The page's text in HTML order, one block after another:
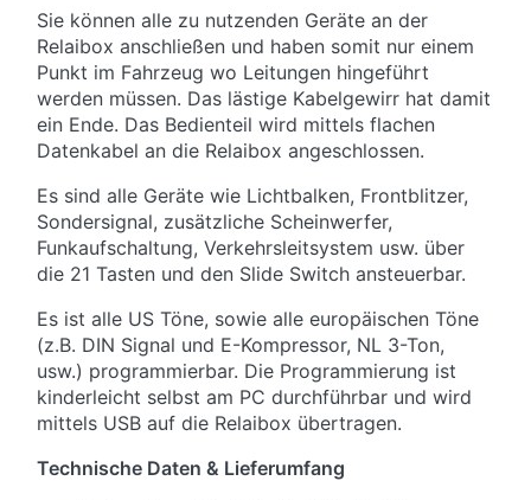
Sie können alle zu nutzenden Geräte an der
Relaibox anschließen und haben somit nur einem
Punkt im Fahrzeug wo Leitungen hingeführt
werden müssen. Das lästige Kabelgewirr hat damit
ein Ende. Das Bedienteil wird mittels flachen
Datenkabel an die Relaibox angeschlossen.
Es sind alle Geräte wie Lichtbalken, Frontblitzer,
Sondersignal, zusätzliche Scheinwerfer,
Funkaufschaltung, Verkehrsleitsystem usw. über
die 21 Tasten und den Slide Switch ansteuerbar.
Es ist alle US Töne, sowie alle europäischen Töne
(z.B. DIN Signal und E-Kompressor, NL 3-Ton,
usw.) programmierbar. Die Programmierung ist
kinderleicht selbst am PC durchführbar und wird
mittels USB auf die Relaibox übertragen.
Technische Daten & Lieferumfang